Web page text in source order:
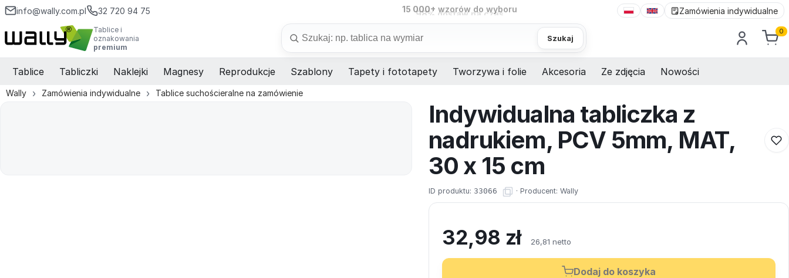
info@wally.com.pl 32 720 94 75 98%dostaw na czas Zamówienia indywidualne
Tablice i
oznakowania
premium
Szukaj
0
Tablice Tabliczki Naklejki Magnesy Reprodukcje Szablony Tapety i fototapety Tworzywa i folie Akcesoria Ze zdjęcia Nowości
Wally Zamówienia indywidualne Tablice suchościeralne na zamówienie
Indywidualna tabliczka z
nadrukiem, PCV 5mm, MAT,
30 x 15 cm
ID produktu: 33066 · Producent: Wally
32,98 zł 26,81 netto
Dodaj do koszyka